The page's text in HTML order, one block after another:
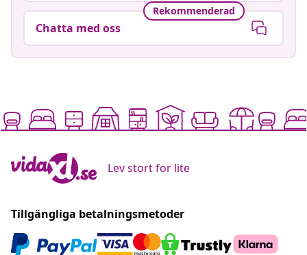
Rekommenderad
Chatta med oss
Lev stort for lite
Tillgängliga betalningsmetoder